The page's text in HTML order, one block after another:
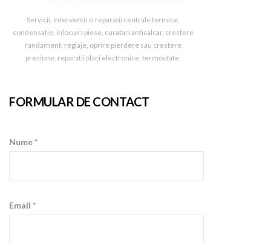
Servicii, interventii si reparatii centrale termice,
condensatie, inlocuiri piese, curatari anticalcar, crestere
randament, reglaje, oprire pierdere sau crestere
presiune, reparatii placi electronice, termostate.
FORMULAR DE CONTACT
Nume *
Email *